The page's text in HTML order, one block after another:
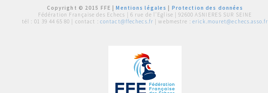
Copyright © 2015 FFE |Mentions légales
Protection des données
Fédération Française des Echecs | 6 rue de l'Eglise | 92600 ASNIERES SUR SEINE
tél : 01 39 44 65 80 | contact : contact@ffechecs.fr | webmestre : erick.mouret@echecs.asso.fr